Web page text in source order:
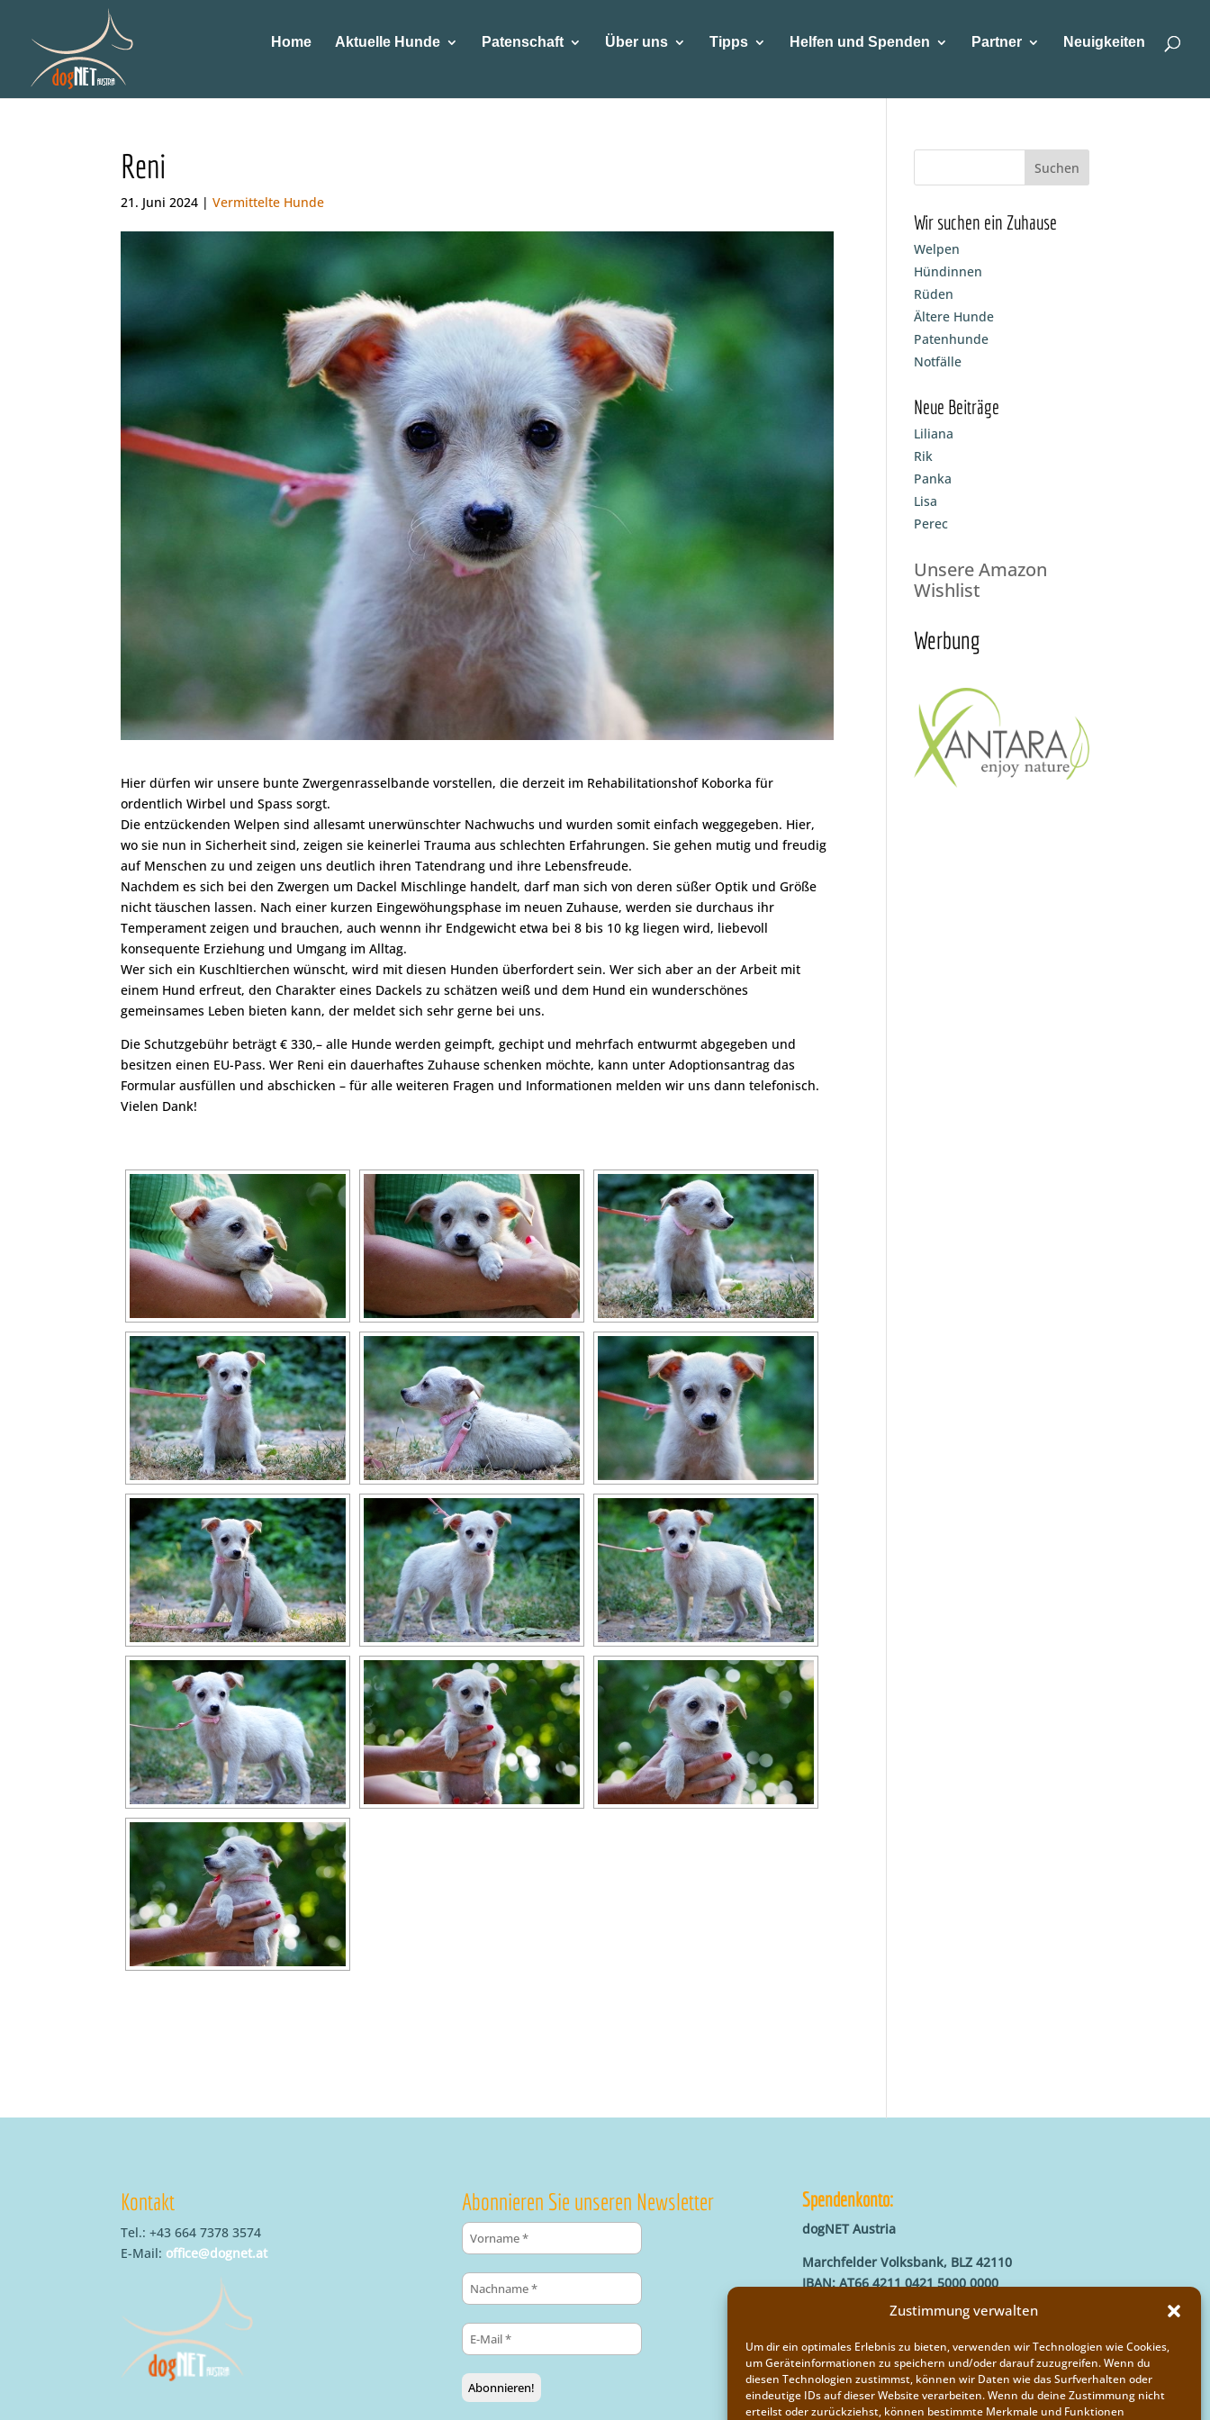
Zustimmung verwalten
Um dir ein optimales Erlebnis zu bieten, verwenden wir Technologien wie Cookies,
um Geräteinformationen zu speichern und/oder darauf zuzugreifen. Wenn du
diesen Technologien zustimmst, können wir Daten wie das Surfverhalten oder
eindeutige IDs auf dieser Website verarbeiten. Wenn du deine Zustimmung nicht
erteilst oder zurückziehst, können bestimmte Merkmale und Funktionen
Home Aktuelle Hunde Patenschaft Über uns Tipps Helfen und Spenden Partner Neuigkeiten
Reni
21. Juni 2024 |Vermittelte Hunde
Hier dürfen wir unsere bunte Zwergenrasselbande vorstellen, die derzeit im Rehabilitationshof Koborka für
ordentlich Wirbel und Spass sorgt.
Die entzückenden Welpen sind allesamt unerwünschter Nachwuchs und wurden somit einfach weggegeben. Hier,
wo sie nun in Sicherheit sind, zeigen sie keinerlei Trauma aus schlechten Erfahrungen. Sie gehen mutig und freudig
auf Menschen zu und zeigen uns deutlich ihren Tatendrang und ihre Lebensfreude.
Nachdem es sich bei den Zwergen um Dackel Mischlinge handelt, darf man sich von deren süßer Optik und Größe
nicht täuschen lassen. Nach einer kurzen Eingewöhungsphase im neuen Zuhause, werden sie durchaus ihr
Temperament zeigen und brauchen, auch wennn ihr Endgewicht etwa bei 8 bis 10 kg liegen wird, liebevoll
konsequente Erziehung und Umgang im Alltag.
Wer sich ein Kuschltierchen wünscht, wird mit diesen Hunden überfordert sein. Wer sich aber an der Arbeit mit
einem Hund erfreut, den Charakter eines Dackels zu schätzen weiß und dem Hund ein wunderschönes
gemeinsames Leben bieten kann, der meldet sich sehr gerne bei uns.
Die Schutzgebühr beträgt € 330,– alle Hunde werden geimpft, gechipt und mehrfach entwurmt abgegeben und
besitzen einen EU-Pass. Wer Reni ein dauerhaftes Zuhause schenken möchte, kann unter Adoptionsantrag das
Formular ausfüllen und abschicken – für alle weiteren Fragen und Informationen melden wir uns dann telefonisch.
Vielen Dank!
Wir suchen ein Zuhause
Welpen
Hündinnen
Rüden
Ältere Hunde
Patenhunde
Notfälle
Neue Beiträge
Liliana
Rik
Panka
Lisa
Perec
Unsere Amazon
Wishlist
Werbung
Kontakt
Tel.: +43 664 7378 3574
E-Mail: office@dognet.at
Abonnieren Sie unseren Newsletter Spendenkonto:
dogNET Austria
Marchfelder Volksbank, BLZ 42110
IBAN: AT66 4211 0421 5000 0000
BIC: MVOGAT22XXX